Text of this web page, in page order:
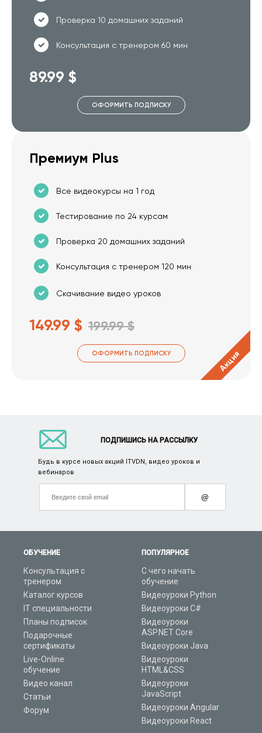
Проверка 10 домашних заданий
Консультация с тренером 60 мин
89.99 $
ОФОРМИТЬ ПОДПИСКУ
Премиум Plus
Все видеокурсы на 1 год
Тестирование по 24 курсам
Проверка 20 домашних заданий
Консультация с тренером 120 мин
Скачивание видео уроков
149.99 $ 199.99 $
ОФОРМИТЬ ПОДПИСКУ Акция
ОБУЧЕНИЕ
Консультация с
тренером
Каталог курсов
IT специальности
Планы подписок
Подарочные
сертификаты
Live-Online
обучение
Видео канал
Статьи
Форум
ПОПУЛЯРНОЕ
С чего начать
обучение
Видеоуроки Python
Видеоуроки C#
Видеоуроки
ASP.NET Core
Видеоуроки Java
Видеоуроки
HTML&CSS
Видеоуроки
JavaScript
Видеоуроки Angular
Видеоуроки React
ПОДПИШИСЬ НА РАССЫЛКУ
Будь в курсе новых акций ITVDN, видео уроков и
вебинаров
@